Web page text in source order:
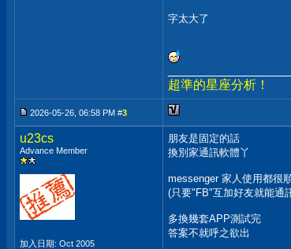
字太大了
超準的星座分析！
2026-05-26, 06:58 PM #3
u23cs
Advance Member
加入日期: Oct 2005
朋友是固定的話
換別家通訊軟體丫
messenger 家人使用都很
(只要"FB"互加好友就能通
多換幾套APP測試完
答案不就呼之欲出